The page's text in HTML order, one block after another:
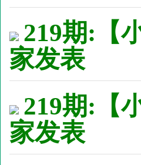
219期:【
家发表
219期:【
家发表